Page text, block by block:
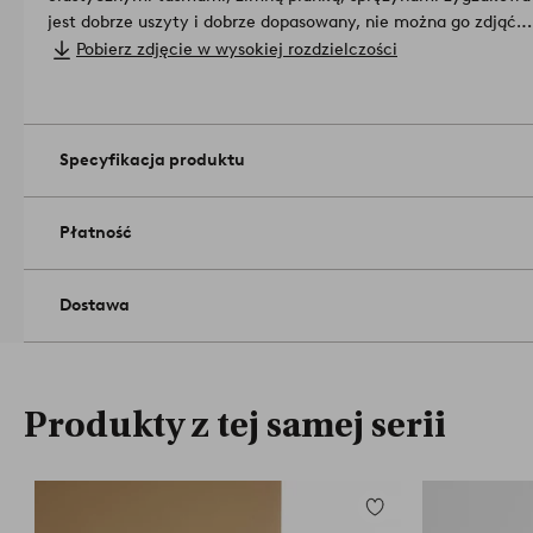
jest dobrze uszyty i dobrze dopasowany, nie można go zdjąć.
Do usuwania plam używaj wilgotnej szmatki.
- ø 72 cm, wysokość 41 cm.Produkt jest certyfikowany przez
oznacza, że zawiera drewno pozyskane z odpowiedzialnej
Pobierz zdjęcie w wysokiej rozdzielczości
Specyfikacja produktu
Płatność
Dostawa
Produkty z tej samej serii
Dodaj